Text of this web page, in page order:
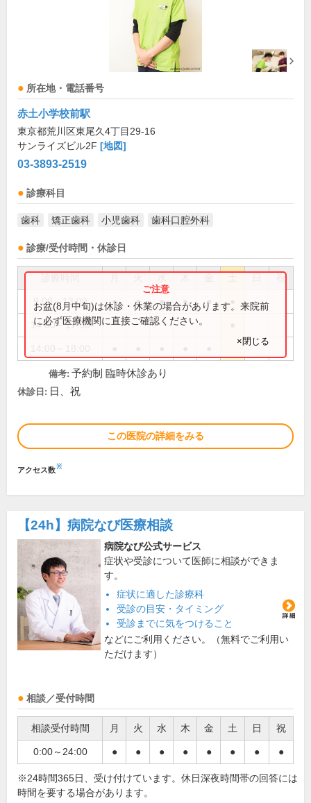
所在地・電話番号
赤土小学校前駅
東京都荒川区東尾久4丁目29-16
サンライズビル2F [地図]
03-3893-2519
診療科目
歯科 矯正歯科 小児歯科 歯科口腔外科
診療/受付時間・休診日
祝
9:00～13:00 ● ● ● ● ●
14:00～17:30
お盆(8月中旬)は休診・休業の場合があります。来院前
に必ず医療機関に直接ご確認ください。
×閉じる
備考: 予約制 臨時休診あり
休診日: 日、祝
この医院の詳細をみる
アクセス数※
【24h】 病院なび医療相談
病院なび公式サービス
症状や受診について医師に相談ができま
す。
症状に適した診療科
受診の目安・タイミング
受診までに気をつけること
などにご利用ください。（無料でご利用い
ただけます）
相談／受付時間
相談受付時間 月 火 水 木 金 土 日 祝
0:00～24:00 ● ● ● ● ● ● ● ●
※24時間365日、受け付けています。休日深夜時間帯の回答には
時間を要する場合があります。